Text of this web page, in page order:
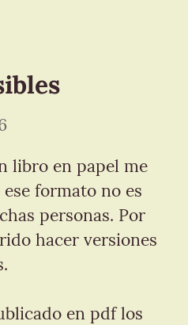
libro en papel me
formato no es
personas. Por
hacer versiones
en pdf los